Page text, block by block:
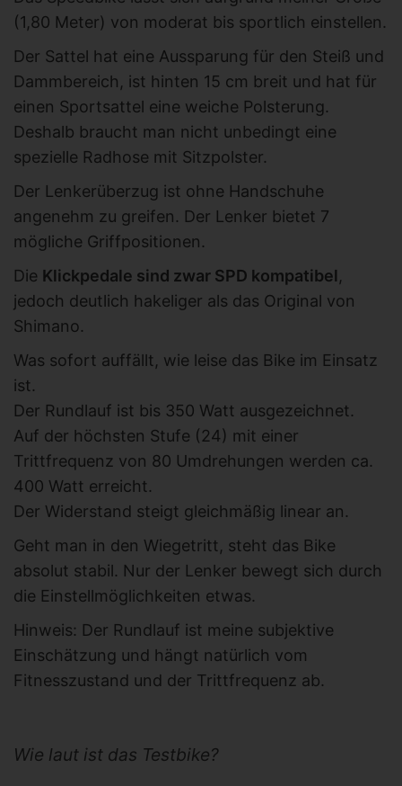
(1,80 Meter) von moderat bis sportlich einstellen.
Der Sattel hat eine Aussparung für den Steiß und
Dammbereich, ist hinten 15 cm breit und hat für
einen Sportsattel eine weiche Polsterung.
Deshalb braucht man nicht unbedingt eine
spezielle Radhose mit Sitzpolster.
Der Lenkerüberzug ist ohne Handschuhe
angenehm zu greifen. Der Lenker bietet 7
mögliche Griffpositionen.
Die Klickpedale sind zwar SPD kompatibel,
jedoch deutlich hakeliger als das Original von
Shimano.
Was sofort auffällt, wie leise das Bike im Einsatz
ist.
Der Rundlauf ist bis 350 Watt ausgezeichnet.
Auf der höchsten Stufe (24) mit einer
Trittfrequenz von 80 Umdrehungen werden ca.
400 Watt erreicht.
Der Widerstand steigt gleichmäßig linear an.
Geht man in den Wiegetritt, steht das Bike
absolut stabil. Nur der Lenker bewegt sich durch
die Einstellmöglichkeiten etwas.
Hinweis: Der Rundlauf ist meine subjektive
Einschätzung und hängt natürlich vom
Fitnesszustand und der Trittfrequenz ab.
Wie laut ist das Testbike?